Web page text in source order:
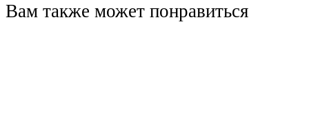
Вам также может понравиться